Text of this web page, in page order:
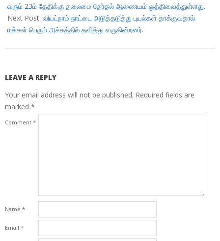
17
வரும் 23ம் தேதிக்கு தலைமை தேர்தல் ஆணையம் ஒத்திவைத்துள்ளது.
Next Post: வியட்நாம் நாட்டை அடுத்தடுத்து புயல்கள் தாக்குவதால்
மக்கள் பெரும் அச்சத்தில் தவித்து வருகின்றனர்.
LEAVE A REPLY
Your email address will not be published. Required fields are
marked *
Comment *
Name *
Email *